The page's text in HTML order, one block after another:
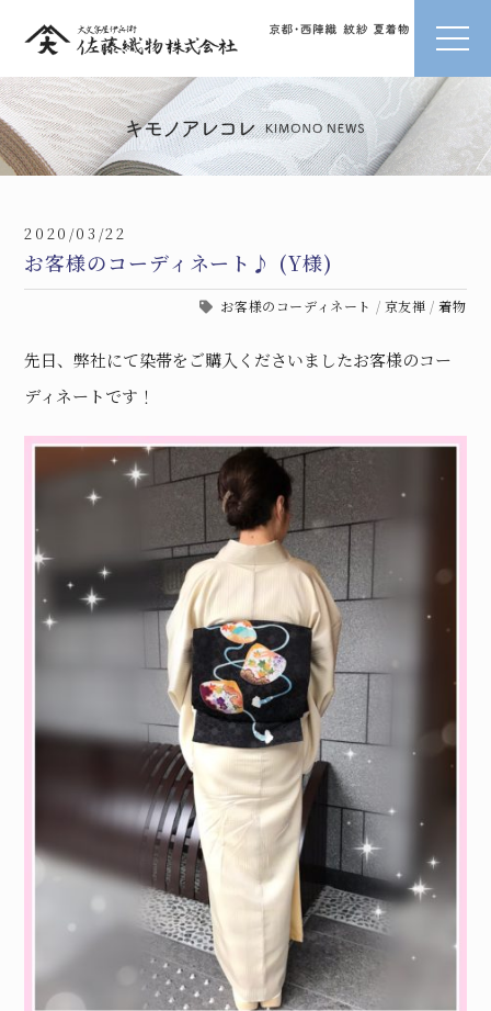
2020/03/22
お客様のコーディネート♪ (Y様)
お客様のコーディネート / 京友禅 /着物
先日、弊社にて染帯をご購入くださいましたお客様のコー
ディネートです！